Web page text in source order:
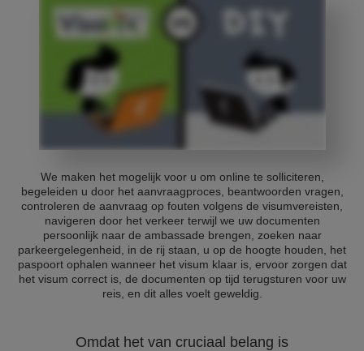
We maken het mogelijk voor u om online te solliciteren,
begeleiden u door het aanvraagproces, beantwoorden vragen,
controleren de aanvraag op fouten volgens de visumvereisten,
navigeren door het verkeer terwijl we uw documenten
persoonlijk naar de ambassade brengen, zoeken naar
parkeergelegenheid, in de rij staan, u op de hoogte houden, het
paspoort ophalen wanneer het visum klaar is, ervoor zorgen dat
het visum correct is, de documenten op tijd terugsturen voor uw
reis, en dit alles voelt geweldig.
Omdat het van cruciaal belang is